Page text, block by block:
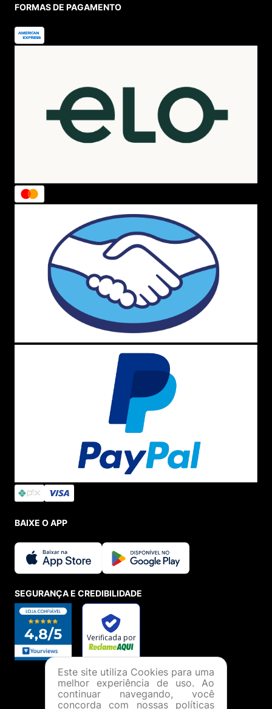
FORMAS DE PAGAMENTO
BAIXE O APP
SEGURANÇA E CREDIBILIDADE
Este site utiliza Cookies para uma
melhor experiência de uso. Ao
continuar navegando, você
concorda com nossas políticas